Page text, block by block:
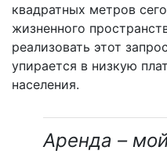
квадратных метров
жизненного
реализовать этот
упирается в низкую
населения.
Аренда –